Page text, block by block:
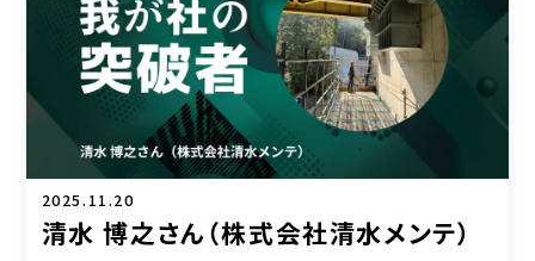
2025.11.20
清水 博之さん（株式会社清水メンテ）